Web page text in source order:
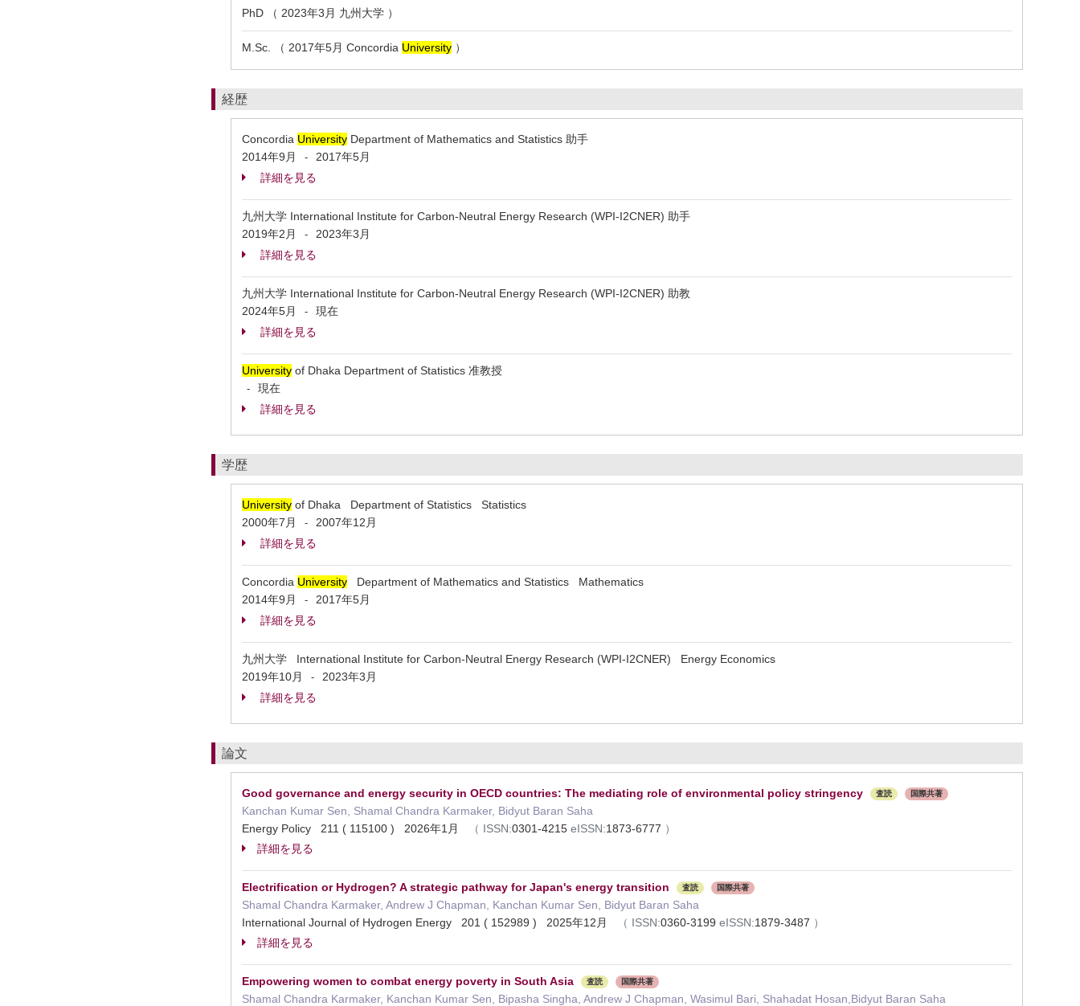
PhD （ 2023年3月 九州大学 ）
M.Sc. （ 2017年5月 Concordia University ）
経歴
Concordia University Department of Mathematics and Statistics 助手
2014年9月
-
2017年5月
詳細を見る
九州大学 International Institute for Carbon-Neutral Energy Research (WPI-I2CNER) 助手
2019年2月
-
2023年3月
詳細を見る
九州大学 International Institute for Carbon-Neutral Energy Research (WPI-I2CNER) 助教
2024年5月
-
現在
詳細を見る
University of Dhaka Department of Statistics 准教授
-
現在
詳細を見る
学歴
University of Dhaka Department of Statistics Statistics
2000年7月
-
2007年12月
詳細を見る
Concordia University Department of Mathematics and Statistics Mathematics
2014年9月
-
2017年5月
詳細を見る
九州大学 International Institute for Carbon-Neutral Energy Research (WPI-I2CNER) Energy Economics
2019年10月
-
2023年3月
詳細を見る
論文
Good governance and energy security in OECD countries: The mediating role of environmental policy stringency 査読 国際共著
Kanchan Kumar Sen, Shamal Chandra Karmaker, Bidyut Baran Saha
Energy Policy 211 ( 115100 ) 2026年1月
（ ISSN:0301-4215 eISSN:1873-6777 ）
詳細を見る
Electrification or Hydrogen? A strategic pathway for Japan's energy transition 査読 国際共著
Shamal Chandra Karmaker, Andrew J Chapman, Kanchan Kumar Sen, Bidyut Baran Saha
International Journal of Hydrogen Energy 201 ( 152989 ) 2025年12月
（ ISSN:0360-3199 eISSN:1879-3487 ）
詳細を見る
Empowering women to combat energy poverty in South Asia 査読 国際共著
Shamal Chandra Karmaker, Kanchan Kumar Sen, Bipasha Singha, Andrew J Chapman, Wasimul Bari, Shahadat Hosan,Bidyut Baran Saha